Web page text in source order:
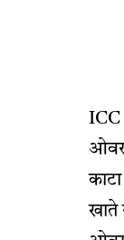
ICC
खाते